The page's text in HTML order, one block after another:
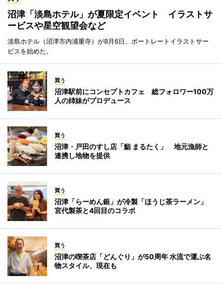
沼津「淡島ホテル」が夏限定イベント イラストサ
ービスや星空観望会など
淡島ホテル（沼津市内浦重寺）が8月6日、ポートレートイラストサー
ビスを始めた。
買う
沼津駅前にコンセプトカフェ 総フォロワー100万
人の姉妹がプロデュース
買う
沼津・戸田のすし店「鮨 まるたく」 地元漁師と
連携し地物を提供
買う
沼津「らーめん銀」が冷製「ほうじ茶ラーメン」
宮代製茶と4回目のコラボ
買う
沼津の喫茶店「どんぐり」が50周年 水流で運ぶ名
物スタイル、現在も